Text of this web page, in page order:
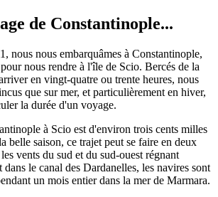
de Constantinople...
nous nous embarquâmes à Constantinople,
nous rendre à l'île de Scio. Bercés de la
en vingt-quatre ou trente heures, nous
que sur mer, et particulièrement en hiver,
la durée d'un voyage.
à Scio est d'environ trois cents milles
belle saison, ce trajet peut se faire en deux
vents du sud et du sud-ouest régnant
dans le canal des Dardanelles, les navires sont
un mois entier dans la mer de Marmara.